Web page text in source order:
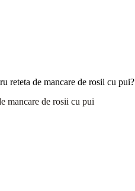
reteta de mancare de rosii cu pui?
mancare de rosii cu pui